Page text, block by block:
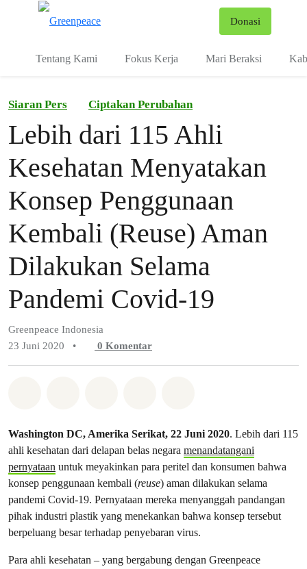
Donasi
Tentang Kami Fokus Kerja Mari Beraksi
Siaran Pers Ciptakan Perubahan
Lebih dari 115 Ahli
Kesehatan Menyatakan
Konsep Penggunaan
Kembali (Reuse) Aman
Dilakukan Selama
Pandemi Covid-19
Greenpeace Indonesia
23 Juni 2020
• 0 Komentar
Washington DC, Amerika Serikat, 22 Juni 2020. Lebih dari 115
ahli kesehatan dari delapan belas negara menandatangani
pernyataan untuk meyakinkan para peritel dan konsumen bahwa
konsep penggunaan kembali (reuse) aman dilakukan selama
pandemi Covid-19. Pernyataan mereka menyanggah pandangan
pihak industri plastik yang menekankan bahwa konsep tersebut
berpeluang besar terhadap penyebaran virus.
Para ahli kesehatan – yang bergabung dengan Greenpeace